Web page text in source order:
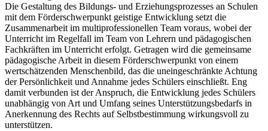
Die Gestaltung des Bildungs- und Erziehungsprozesses an Schulen
mit dem Förderschwerpunkt geistige Entwicklung setzt die
Zusammenarbeit im multiprofessionellen Team voraus, wobei der
Unterricht im Regelfall im Team von Lehrern und pädagogischen
Fachkräften im Unterricht erfolgt. Getragen wird die gemeinsame
pädagogische Arbeit in diesem Förderschwerpunkt von einem
wertschätzenden Menschenbild, das die uneingeschränkte Achtung
der Persönlichkeit und Annahme jedes Schülers einschließt. Eng
damit verbunden ist der Anspruch, die Entwicklung jedes Schülers
unabhängig von Art und Umfang seines Unterstützungsbedarfs in
Anerkennung des Rechts auf Selbstbestimmung wirkungsvoll zu
unterstützen.